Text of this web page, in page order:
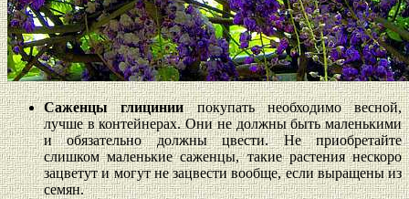
Саженцы глициниипокупать необходимо весной,
лучше в контейнерах. Они не должны быть маленькими
и обязательно должны цвести. Не приобретайте
слишком маленькие саженцы, такие растения нескоро
зацветут и могут не зацвести вообще, если выращены из
семян.